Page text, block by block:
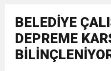
BELEDİYE
DEPREME